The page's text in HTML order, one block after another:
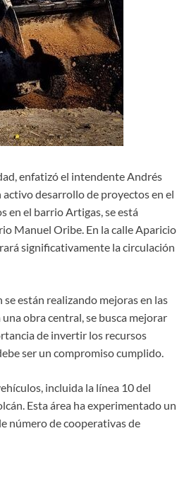
enfatizó el intendente Andrés
activo desarrollo de proyectos en el
en el barrio Artigas, se está
Manuel Oribe. En la calle Aparicio
significativamente la circulación
están realizando mejoras en las
obra central, se busca mejorar
de invertir los recursos
ser un compromiso cumplido.
incluida la línea 10 del
Esta área ha experimentado un
número de cooperativas de